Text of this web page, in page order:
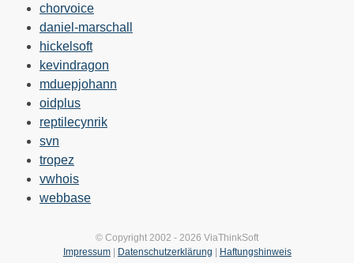
chorvoice
daniel-marschall
hickelsoft
kevindragon
mduepjohann
oidplus
reptilecynrik
svn
tropez
vwhois
webbase
© Copyright 2002 - 2026 ViaThinkSoft
Impressum| Datenschutzerklärung | Haftungshinweis